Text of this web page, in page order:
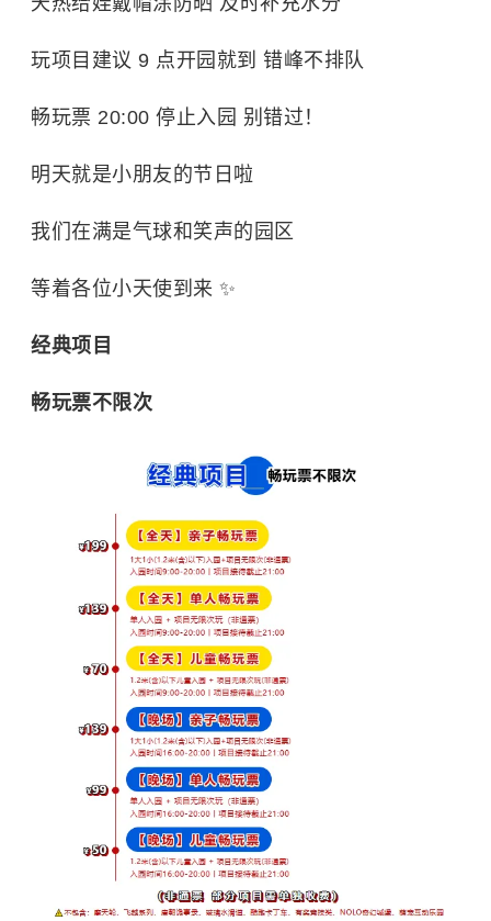
玩项目建议 9 点开园就到 错峰不排队
畅玩票 20:00 停止入园 别错过！
明天就是小朋友的节日啦
我们在满是气球和笑声的园区
等着各位小天使到来 ✨
经典项目
畅玩票不限次